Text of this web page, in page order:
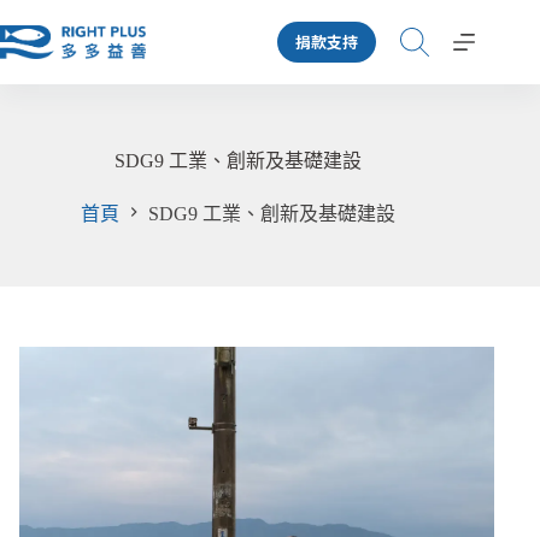
至
捐款支持
SDG9 工業、創新及基礎建設
首頁 SDG9 工業、創新及基礎建設